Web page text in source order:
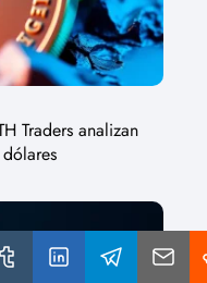
Traders analizan